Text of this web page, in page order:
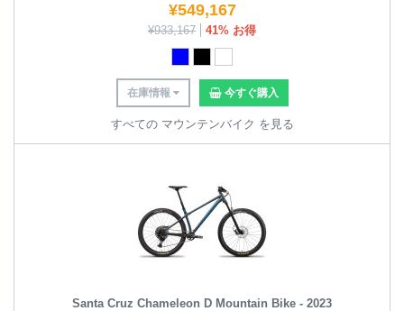
¥549,167
¥933,167 41% お得
在庫情報 今すぐ購入
すべての マウンテンバイク を見る
Santa Cruz Chameleon D Mountain Bike - 2023